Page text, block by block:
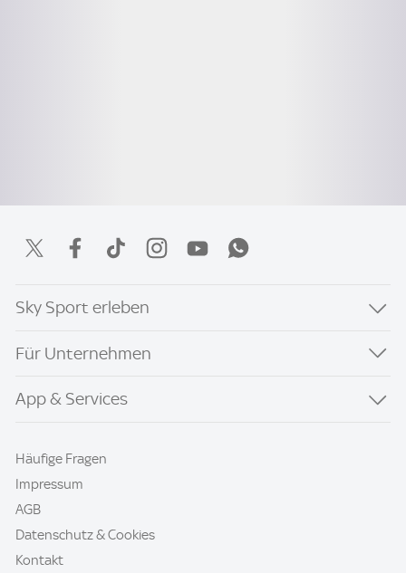
Sky Sport erleben
Für Unternehmen
App & Services
Häufige Fragen
Impressum
AGB
Datenschutz & Cookies
Kontakt